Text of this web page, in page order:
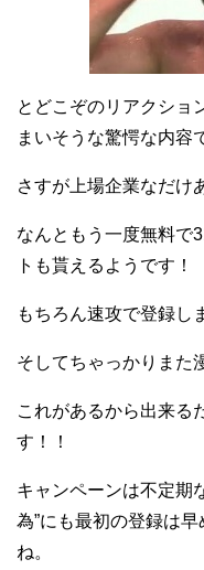
とどこぞのリアクショ
まいそうな驚愕な内容
さすが上場企業なだけ
なんともう一度無料で
トも貰えるようです！
もちろん速攻で登録し
そしてちゃっかりまた
これがあるから出来る
す！！
キャンペーンは不定期
為”にも最初の登録は
ね。